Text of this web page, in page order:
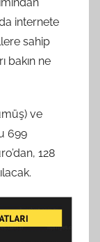
internete
sahip
bakın ne
ve
699
128